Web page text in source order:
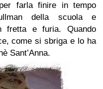
farla finire in tempo
della scuola e
fretta e furia. Quando
come si sbriga e lo ha
Sant’Anna.